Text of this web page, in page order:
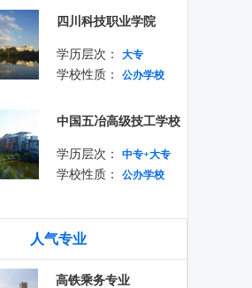
四川科技职业学院
学历层次： 大专
学校性质： 公办学校
中国五冶高级技工学校
学历层次： 中专+大专
学校性质： 公办学校
人气专业
高铁乘务专业